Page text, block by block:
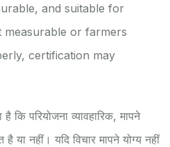
and suitable for
measurable or farmers
certification may
कि परियोजना व्यावहारिक, मापने
या नहीं। यदि विचार मापने योग्य नहीं